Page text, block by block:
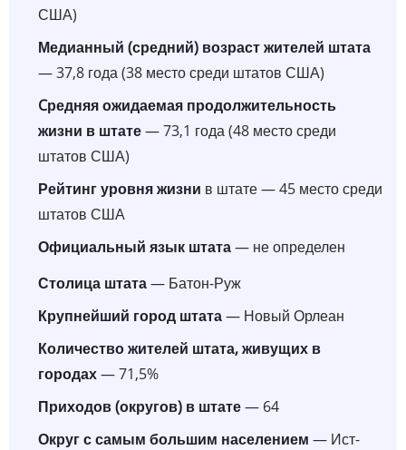
США)
Медианный (средний) возраст жителей штата
— 37,8 года (38 место среди штатов США)
Cредняя ожидаемая продолжительность
жизни в штате— 73,1 года (48 место среди
штатов США)
Рейтинг уровня жизни в штате — 45 место среди
штатов США
Официальный язык штата— не определен
Столица штата— Батон-Руж
Крупнейший город штата— Новый Орлеан
Количество жителей штата, живущих в
городах— 71,5%
Приходов (округов) в штате— 64
Округ с самым большим населением — Ист-